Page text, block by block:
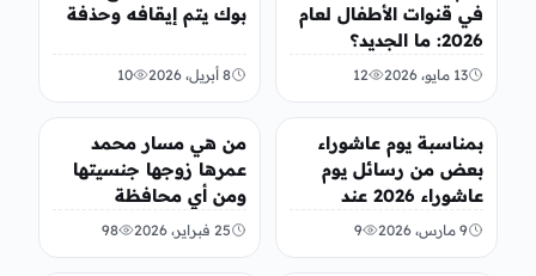
في قنوات الأطفال لعام
2026: ما الجديد؟
13 مايو، 2026 12
بوك يتم إيقافه وحذفة
8 أبريل، 2026 10
منوعات
بمناسبة يوم عاشوراء
بعض من رسائل يوم
عاشوراء 2026 عند
الشيعة
9 مارس، 2026 9
من هي مسار محمد
عمرها زوجها جنسيتها
ومن أي محافظة
25 فبراير، 2026 98